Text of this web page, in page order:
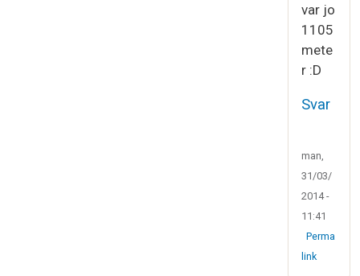
var jo
1105
mete
r :D
Svar
man,
31/03/
2014 -
11:41
Perma
link